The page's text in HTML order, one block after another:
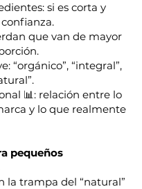
si es corta y
que van de mayor
“orgánico”, “integral”,
📊: relación entre lo
y lo que realmente
pequeños
la trampa del “natural”